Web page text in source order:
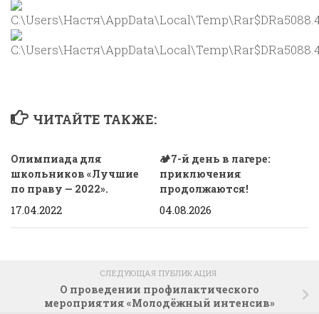
ЧИТАЙТЕ ТАКЖЕ:
Олимпиада для
школьников «Лучшие
по праву — 2022».
17.04.2022
🏕7-й день в лагере:
приключения
продолжаются!
04.08.2026
СЛЕДУЮЩАЯ ПУБЛИКАЦИЯ
О проведении профилактического
мероприятия «Молодёжный интенсив»